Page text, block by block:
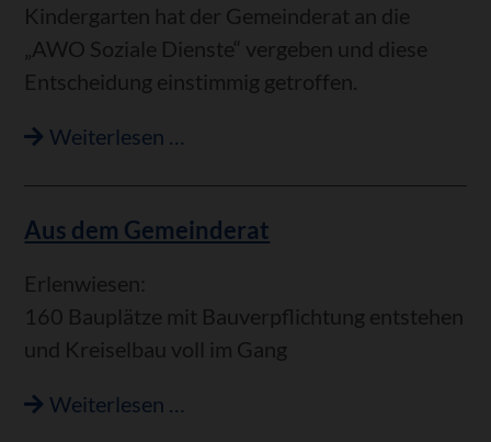
Kindergarten hat der Gemeinderat an die
„AWO Soziale Dienste“ vergeben und diese
Entscheidung einstimmig getroffen.
Weiterlesen …
des
Aus dem Gemeinderat
Erlenwiesen:
160 Bauplätze mit Bauverpflichtung entstehen
und Kreiselbau voll im Gang
Weiterlesen …